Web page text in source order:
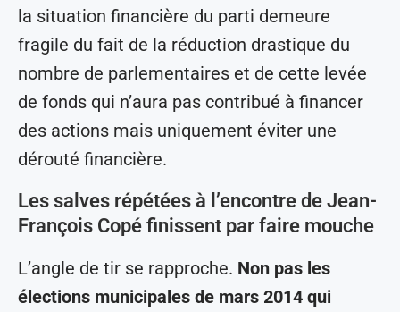
la situation financière du parti demeure
fragile du fait de la réduction drastique du
nombre de parlementaires et de cette levée
de fonds qui n’aura pas contribué à financer
des actions mais uniquement éviter une
dérouté financière.
Les salves répétées à l’encontre de Jean-
François Copé finissent par faire mouche
L’angle de tir se rapproche. Non pas les
élections municipales de mars 2014 qui